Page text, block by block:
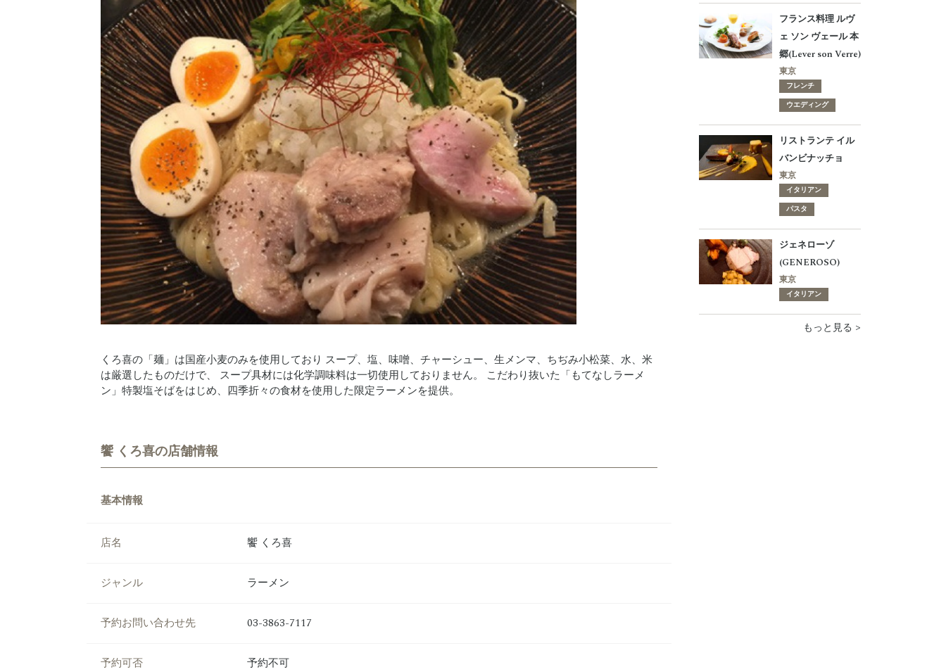
くろ喜の「麺」は国産小麦のみを使用しており スープ、塩、味噌、チャーシュー、生メンマ、ちぢみ小松菜、水、米
は厳選したものだけで、 スープ具材には化学調味料は一切使用しておりません。 こだわり抜いた「もてなしラーメ
ン」特製塩そばをはじめ、四季折々の食材を使用した限定ラーメンを提供。
饗 くろ喜の店舗情報
基本情報
店名 饗 くろ喜
ジャンル ラーメン
予約お問い合わせ先 03-3863-7117
予約可否 予約不可
フランス料理 ルヴ
ェ ソン ヴェール 本
郷(Lever son Verre)
東京
フレンチ
ウエディング
リストランテ イル
バンビナッチョ
東京
イタリアン
パスタ
ジェネローゾ
(GENEROSO)
東京
イタリアン
もっと見る >